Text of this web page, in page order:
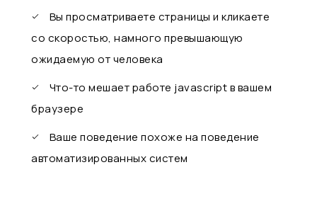
Вы просматриваете страницы и кликаете
со скоростью, намного превышающую
ожидаемую от человека
Что-то мешает работе javascript в вашем
браузере
Ваше поведение похоже на поведение
автоматизированных систем